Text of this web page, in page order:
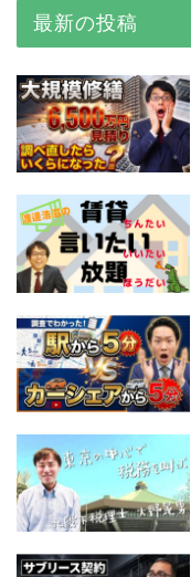
最新の投稿